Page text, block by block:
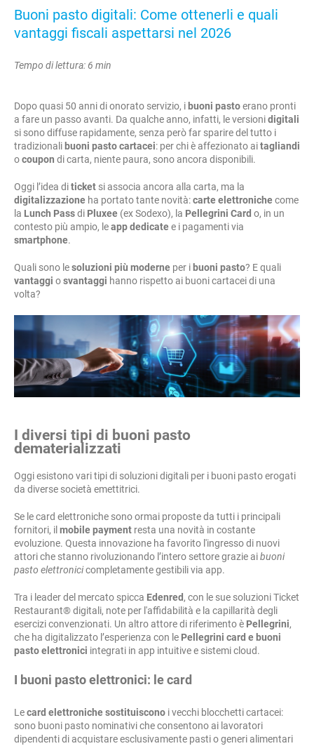
Buoni pasto digitali: Come ottenerli e quali
vantaggi fiscali aspettarsi nel 2026
Tempo di lettura: 6 min
Dopo quasi 50 anni di onorato servizio, i buoni pastoerano pronti
a fare un passo avanti. Da qualche anno, infatti, le versionidigitali
si sono diffuse rapidamente, senza però far sparire del tutto i
tradizionali buoni pasto cartacei: per chi è affezionato aitagliandi
ocoupon di carta, niente paura, sono ancora disponibili.
Oggi l’idea diticket si associa ancora alla carta, ma la
digitalizzazione ha portato tante novità:carte elettronichecome
la Lunch Passdi Pluxee (ex Sodexo), la Pellegrini Card o, in un
contesto più ampio, leapp dedicatee i pagamenti via
smartphone.
Quali sono lesoluzioni più moderne per i buoni pasto? E quali
vantaggi osvantaggi hanno rispetto ai buoni cartacei di una
volta?
I diversi tipi di buoni pasto
dematerializzati
Oggi esistono vari tipi di soluzioni digitali per i buoni pasto erogati
da diverse società emettitrici.
Se le card elettroniche sono ormai proposte da tutti i principali
fornitori, il mobile payment resta una novità in costante
evoluzione. Questa innovazione ha favorito l'ingresso di nuovi
attori che stanno rivoluzionando l’intero settore grazie aibuoni
pasto elettronicicompletamente gestibili via app.
Tra i leader del mercato spicca Edenred, con le sue soluzioni Ticket
Restaurant® digitali, note per l'affidabilità e la capillarità degli
esercizi convenzionati. Un altro attore di riferimento è Pellegrini,
che ha digitalizzato l’esperienza con le Pellegrini card e buoni
pasto elettronici integrati in app intuitive e sistemi cloud.
I buoni pasto elettronici: le card
Lecard elettroniche sostituiscono i vecchi blocchetti cartacei:
sono buoni pasto nominativi che consentono ai lavoratori
dipendenti di acquistare esclusivamente pasti o generi alimentari